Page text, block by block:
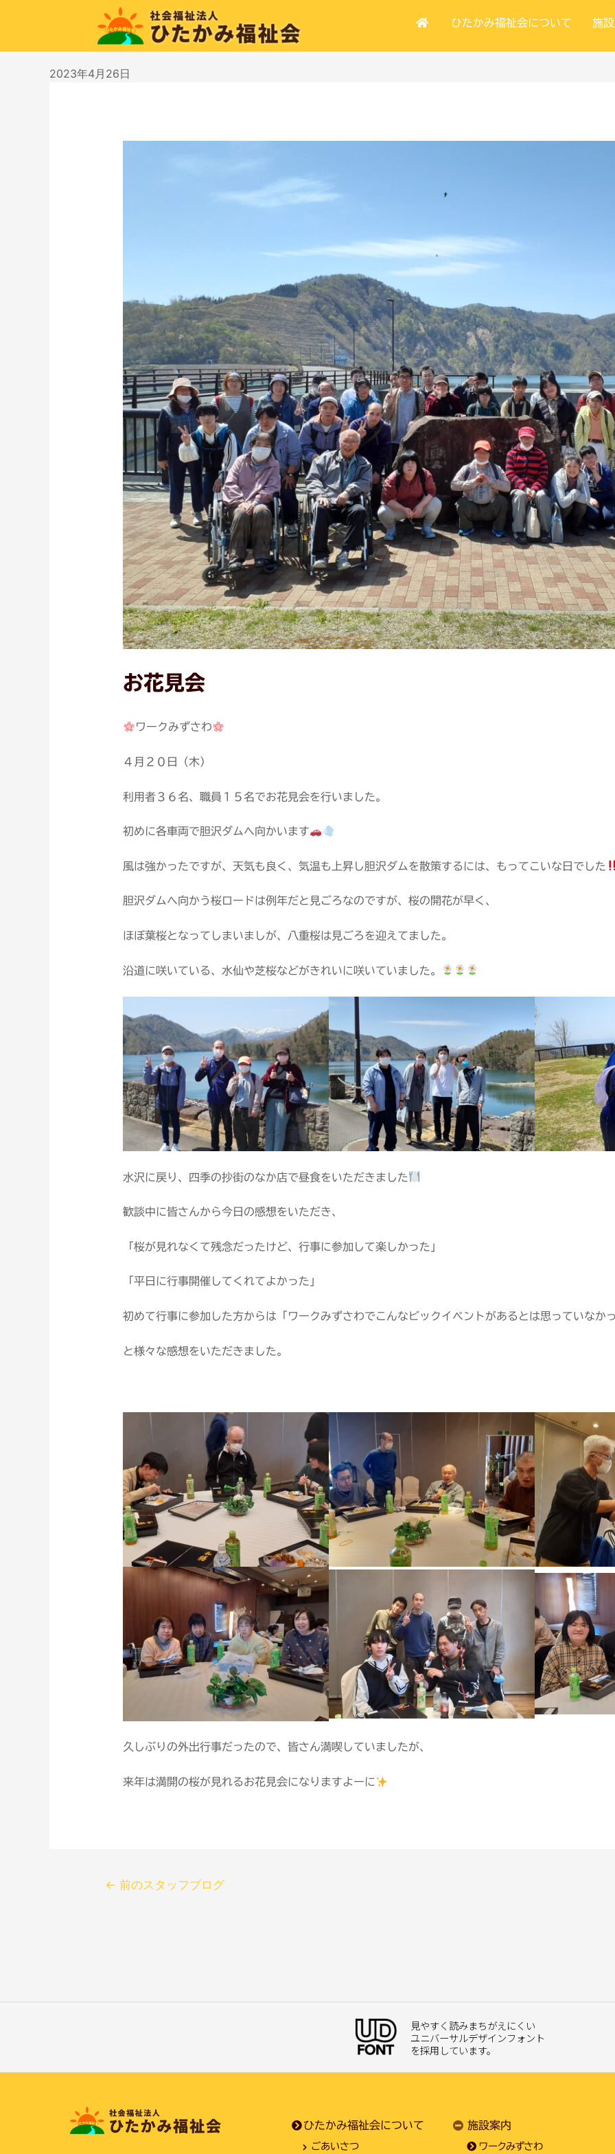
ひたかみ福祉会について 施
2023年4月26日
お花見会
ワークみずさわ
４月２０日（木）
利用者３６名、職員１５名でお花見会を行いました。
初めに各車両で胆沢ダムへ向かいます
風は強かったですが、天気も良く、気温も上昇し胆沢ダムを散策するには、もってこいな日でした
胆沢ダムへ向かう桜ロードは例年だと見ごろなのですが、桜の開花が早く、
ほぼ葉桜となってしまいましが、八重桜は見ごろを迎えてました。
沿道に咲いている、水仙や芝桜などがきれいに咲いていました。
水沢に戻り、四季の抄街のなか店で昼食をいただきました
歓談中に皆さんから今日の感想をいただき、
「桜が見れなくて残念だったけど、行事に参加して楽しかった」
「平日に行事開催してくれてよかった」
初めて行事に参加した方からは「ワークみずさわでこんなビックイベントがあるとは思っていなか
と様々な感想をいただきました。
久しぶりの外出行事だったので、皆さん満喫していましたが、
来年は満開の桜が見れるお花見会になりますよーに
← 前のスタッフブログ
見やすく読みまちがえにくい
ユニバーサルデザインフォント
を採用しています。
ひたかみ福祉会について
ごあいさつ
施設案内
ワークみずさわ